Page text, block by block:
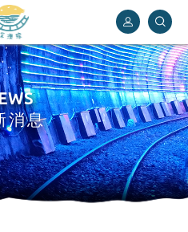
深澳鐵道自行車
消息